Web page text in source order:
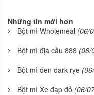
Những tin mới hơn
Bột mì Wholemeal (06/
Bột mì địa cầu 888 (06/
Bột mì đen dark rye
Bột mì Xe đạp đỏ (06/